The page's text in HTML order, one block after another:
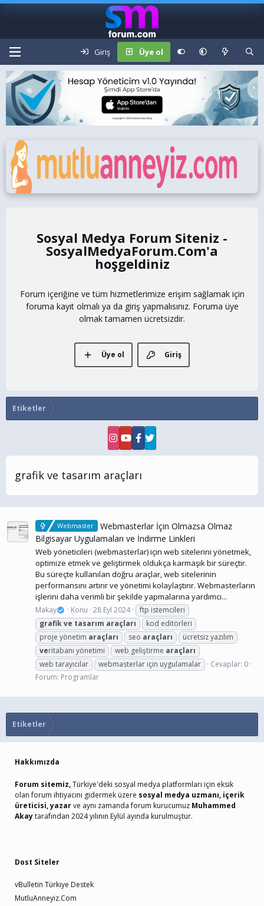
Giriş Üye ol
Sosyal Medya Forum Siteniz -
SosyalMedyaForum.Com
Forum içeriğine ve tüm hizmetlerimize erişim sağlamak için
foruma kayıt olmalı ya da giriş yapmalısınız. Foruma üye
olmak tamamen ücretsizdir.
Giriş
Üye ol
Etiketler
grafik ve tasarım araçları
Webmaster
Webmasterlar İçin Olmazsa Olmaz
Bilgisayar Uygulamaları ve İndirme Linkleri
Web yöneticileri (webmasterlar) için web sitelerini yönetmek,
optimize etmek ve geliştirmek oldukça karmaşık bir süreçtir.
Bu süreçte kullanılan doğru araçlar, web sitelerinin
performansını artırır ve yönetimi kolaylaştırır. Webmasterların
işlerini daha verimli bir şekilde yapmalarına yardımcı...
Makay Konu 28 Eyl 2024
ftp istemcileri
grafikve tasarım araçları
kod editörleri
proje yönetim araçları seo araçları
ücretsiz yazılım
veritabanı yönetimi web geliştirme araçları
web tarayıcılar
webmasterlar için uygulamalar
Cevaplar: 0
Forum: Programlar
Etiketler
Hakkımızda
Forum sitemiz,Türkiye'deki sosyal medya platformları için eksik
olan forum ihtiyacını gidermek üzere sosyal medya uzmanı, içerik
üreticisi, yazarve aynı zamanda forum kurucumuz Muhammed
Akaytarafından 2024 yılının Eylül ayında kurulmuştur.
Dost Siteler
vBulletin Türkiye Destek
MutluAnneyiz.Com